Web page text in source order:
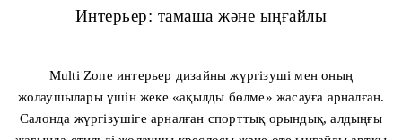
Интерьер: тамаша және ыңғайлы
Multi Zone интерьер дизайны жүргізуші мен оның
жолаушылары үшін жеке «ақылды бөлме» жасауға арналған.
Салонда жүргізушіге арналған спорттық орындық, алдыңғы